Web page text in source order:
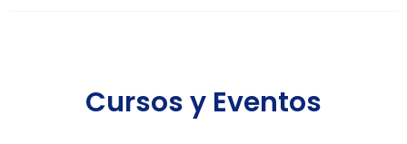
Cursos y Eventos